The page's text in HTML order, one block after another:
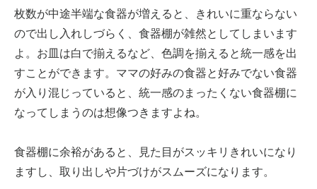
枚数が中途半端な食器が増えると、きれいに重ならない
ので出し入れしづらく、食器棚が雑然としてしまいます
よ。お皿は白で揃えるなど、色調を揃えると統一感を出
すことができます。ママの好みの食器と好みでない食器
が入り混じっていると、統一感のまったくない食器棚に
なってしまうのは想像つきますよね。
食器棚に余裕があると、見た目がスッキリきれいになり
ますし、取り出しや片づけがスムーズになります。